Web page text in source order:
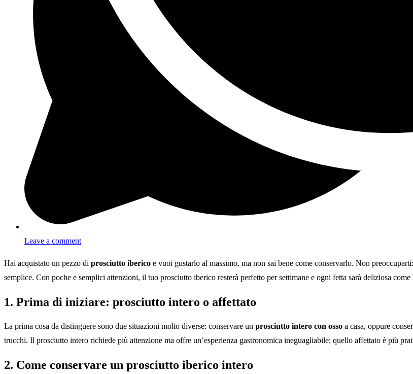
Leave a comment
Hai acquistato un pezzo di prosciutto iberico e vuoi gustarlo al massimo, ma non sai bene come conservarlo. Non
semplice. Con poche e semplici attenzioni, il tuo prosciutto iberico resterà perfetto per settimane e ogni fetta sarà deliziosa come
1. Prima di iniziare: prosciutto intero o affettato
La prima cosa da distinguere sono due situazioni molto diverse: conservare un prosciutto intero con osso a casa, oppure
trucchi. Il prosciutto intero richiede più attenzione ma offre un’esperienza gastronomica ineguagliabile; quello affettato è più
2. Come conservare un prosciutto iberico intero